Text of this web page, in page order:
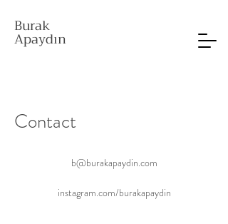
Burak
Apaydın
Contact
b@burakapaydin.com
instagram.com/burakapaydin